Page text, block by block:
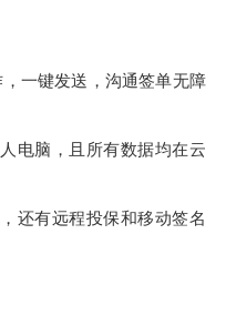
一键发送，沟通签单无障
电脑，且所有数据均在云
还有远程投保和移动签名